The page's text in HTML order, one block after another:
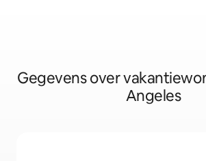
Gegevens over
Angeles